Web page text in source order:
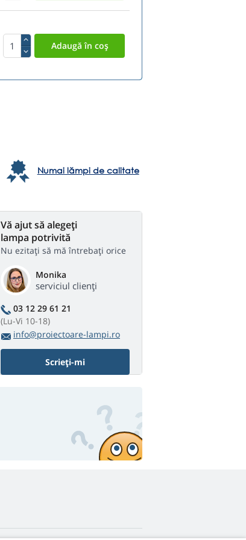
Numai lămpi de calitate
Vă ajut să alegeți
lampa potrivită
Nu ezitați să mă întrebați orice
Monika
serviciul clienți
03 12 29 61 21
(Lu-Vi 10-18)
info@proiectoare-lampi.ro
Scrieți-mi